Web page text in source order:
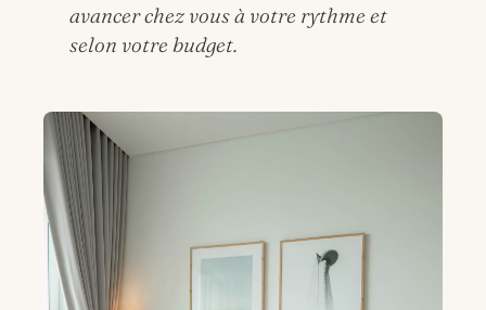
avancer chez vous à votre rythme et
selon votre budget.